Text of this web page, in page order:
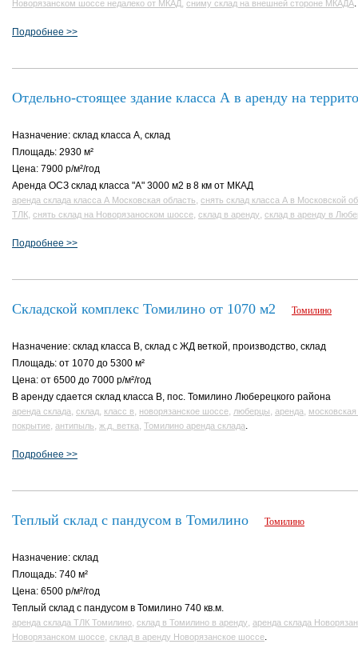
Новорязанском шоссе недалеко от МКАД , сниму склад на внешней стороне МКАДА.
Подробнее >>
Отдельно-стоящее здание класса А в аренду на
Назначение: склад класса A, склад
Площадь: 2930 м²
Цена: 7900 р/м²/год
Аренда ОСЗ склад класса "А" 3000 м2 в 8 км от МКАД
аренда склада класса А Московская область, снять склад класса А в Московской
ТЛК, снять склад на Новорязаноском шоссе, склад в аренду, склад в аренду в
Подробнее >>
Складской комплекс Томилино от 1070 м2 Томилино
Назначение: склад класса B, склад с ЖД веткой, производство, склад
Площадь: от 1070 до 5300 м²
Цена: от 6500 до 7000 р/м²/год
В аренду сдается склад класса В, пос. Томилино Люберецкого района
аренда склада, склад, класс в, новорязанское шоссе, люберцы, аренда,
покрытие, антипыль, ж.д. ветка, Томилино аренда склада.
Подробнее >>
Теплый склад с пандусом в Томилино Томилино
Назначение: склад
Площадь: 740 м²
Цена: 6500 р/м²/год
Теплый склад с пандусом в Томилино 740 кв.м.
аренда склада ТЛК Томилино, склад в Томилино в аренду, аренда склада
Новорязанском шоссе, склад в аренду Новорязанское шоссе.